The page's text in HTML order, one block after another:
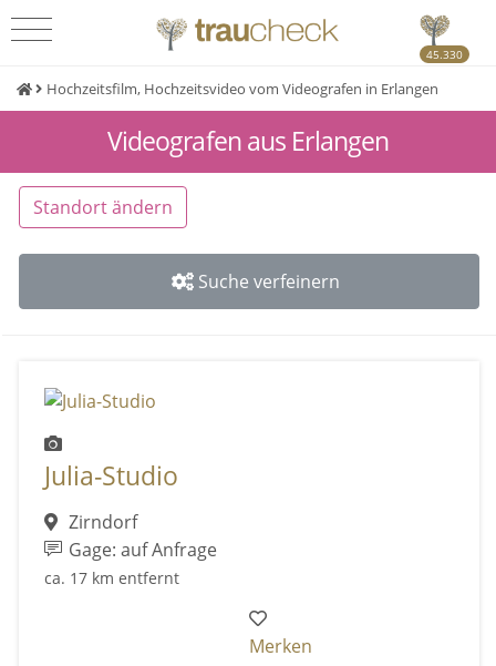
45.330
Hochzeitsfilm, Hochzeitsvideo vom Videografen in Erlangen
Videografen aus Erlangen
Standort ändern
Suche verfeinern
Julia-Studio
Zirndorf
Gage: auf Anfrage
ca. 17 km entfernt
Merken